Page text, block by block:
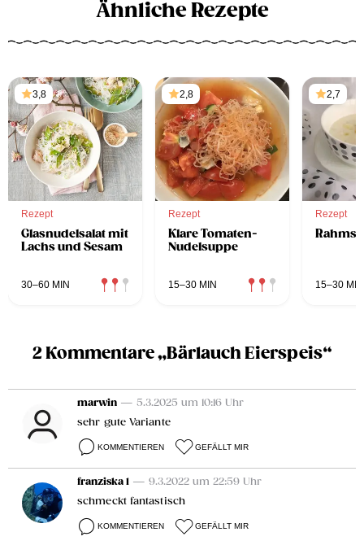
Ähnliche Rezepte
3,8
Rezept
Glasnudelsalat mit
Lachs und Sesam
30–60 MIN
2,8
Rezept
Klare Tomaten-
Nudelsuppe
15–30 MIN
2,7
Rezept
15–30 MIN
2 Kommentare „Bärlauch Eierspeis“
marwin — 5.3.2025 um 10:16 Uhr
sehr gute Variante
KOMMENTIEREN GEFÄLLT MIR
franziska 1 — 9.3.2022 um 22:59 Uhr
schmeckt fantastisch
KOMMENTIEREN GEFÄLLT MIR